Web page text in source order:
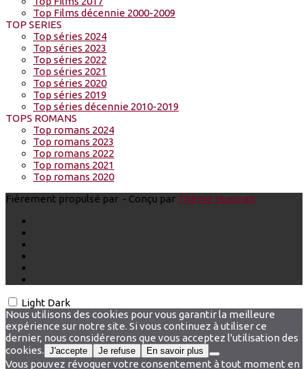
Top Films décennie 2000-2009
TOP SERIES
Top séries 2024
Top séries 2023
Top séries 2022
Top séries 2021
Top séries 2020
Top séries 2019
Top séries décennie 2010-2019
TOPS ROMANS
Top romans 2024
Top romans 2023
Top romans 2022
Top romans 2021
Top romans 2020
Fièrement propulsé par - Conçu par Thème Hueman
Light Dark
Nous utilisons des cookies pour vous garantir la meilleure
expérience sur notre site. Si vous continuez à utiliser ce
dernier, nous considérerons que vous acceptez l'utilisation des
cookies. J'accepte Je refuse En savoir plus
Vous pouvez révoquer votre consentement à tout moment en